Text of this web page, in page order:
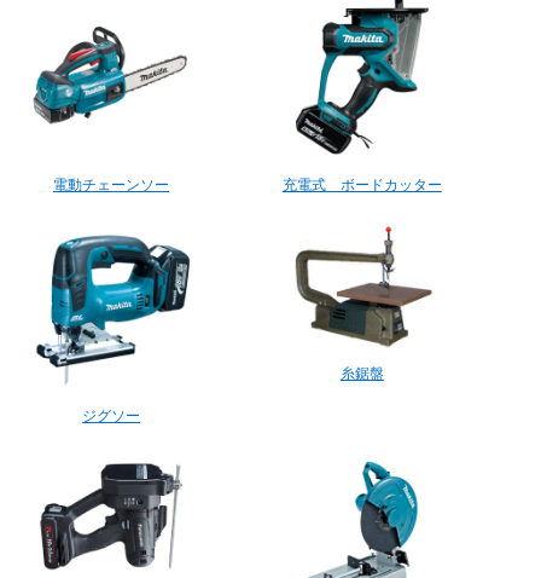
電動チェーンソー 充電式 ボードカッター
ジグソー
糸鋸盤